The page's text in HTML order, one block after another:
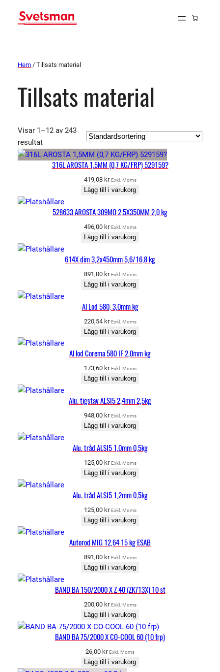
Hem / Tillsats material
Tillsats material
Visar 1–12 av 243
resultat
316L AROSTA 1,5MM (0,7 KG/FRP) 529159?
419,08 kr Exkl. Moms
Lägg till i varukorg
528633 AROSTA 309MO 2,5X350MM 2,0 kg
496,00 kr Exkl. Moms
Lägg till i varukorg
614X dim 3,2x450mm 5,6/16,8 kg
891,00 kr Exkl. Moms
Lägg till i varukorg
Al Lod 580, 3,0mm kg
220,54 kr Exkl. Moms
Lägg till i varukorg
Al lod Corema 580 IF 2,0mm kg
173,60 kr Exkl. Moms
Lägg till i varukorg
Alu. tigstav ALSI5 2,4mm 2,5kg
948,00 kr Exkl. Moms
Lägg till i varukorg
Alu. tråd ALSI5 1,0mm 0,5kg
125,00 kr Exkl. Moms
Lägg till i varukorg
Alu. tråd ALSI5 1,2mm 0,5kg
125,00 kr Exkl. Moms
Lägg till i varukorg
Autorod MIG 12,64 15 kg ESAB
891,00 kr Exkl. Moms
Lägg till i varukorg
BAND BA 150/2000 X Z 40 (ZK713X) 10 st
200,00 kr Exkl. Moms
Lägg till i varukorg
BAND BA 75/2000 X CO-COOL 60 (10 frp)
26,00 kr Exkl. Moms
Lägg till i varukorg